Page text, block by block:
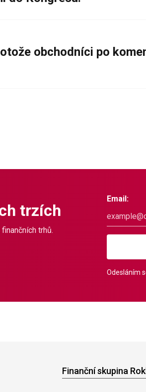
obchodníci po
trzích
trhů.
Email:
Odesláním
Finanční skupina